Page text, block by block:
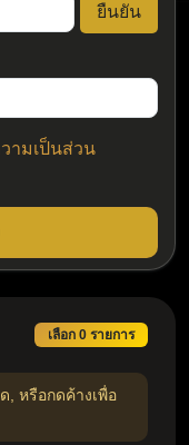
ยืนยัน
ามเป็นส่วน
เลือก 0 รายการ
, หรือกดค้างเพื่อ